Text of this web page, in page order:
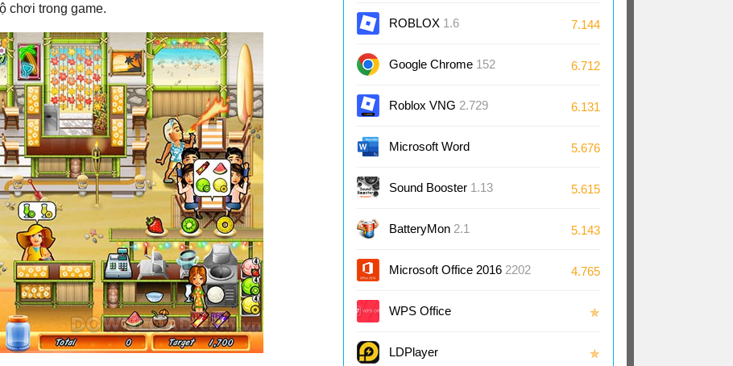
chơi trong game.
ROBLOX 1.6 7.144
Google Chrome 152 6.712
Roblox VNG 2.729 6.131
Microsoft Word
2024/2021/2019/2016
5.676
Sound Booster 1.13 5.615
BatteryMon 2.1 5.143
Microsoft Office 2016 2202
(16.0
4.765
WPS Office ✯
LDPlayer ✯